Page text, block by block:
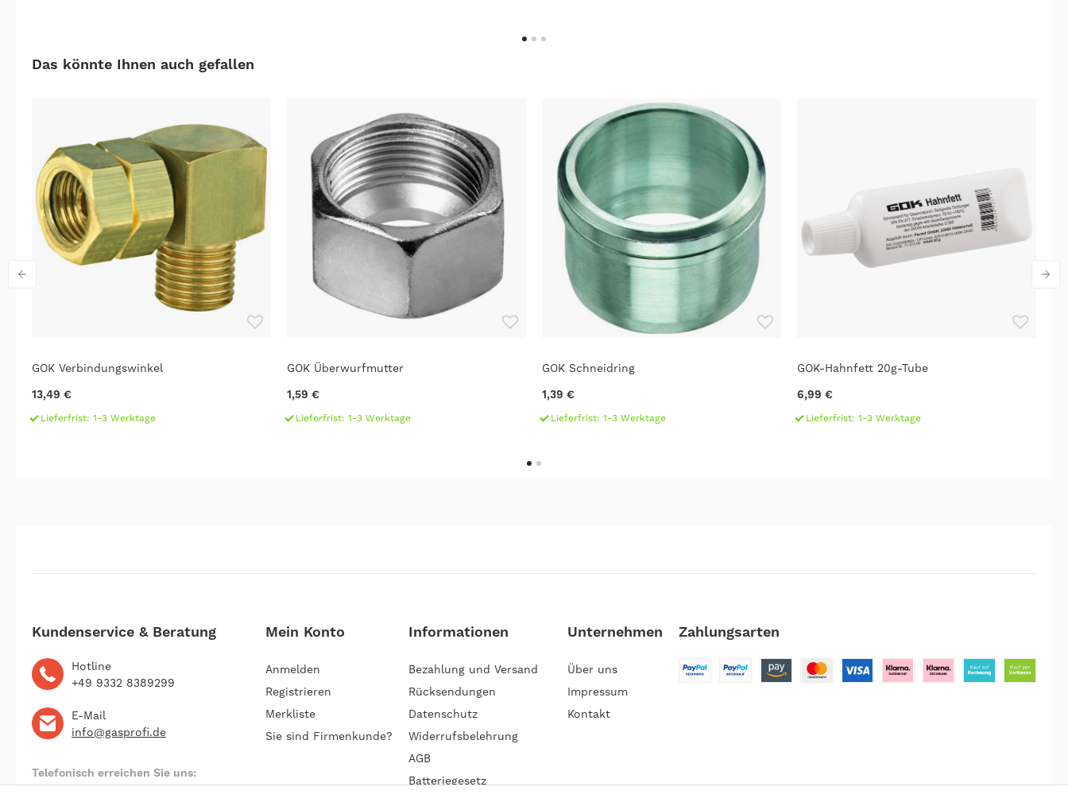
Das könnte Ihnen auch gefallen
GOK Verbindungswinkel
13,49 €
Lieferfrist: 1-3 Werktage
GOK Überwurfmutter
1,59 €
Lieferfrist: 1-3 Werktage
GOK Schneidring
1,39 €
Lieferfrist: 1-3 Werktage
GOK-Hahnfett 20g-Tube
6,99 €
Lieferfrist: 1-3 Werktage
Kundenservice & Beratung
Hotline
+49 9332 8389299
E-Mail
info@gasprofi.de
Telefonisch erreichen Sie uns:
Montag bis Freitag 09:00 bis 22:00 Uhr
Mein Konto
Anmelden
Registrieren
Merkliste
Sie sind Firmenkunde?
Informationen
Bezahlung und Versand
Rücksendungen
Datenschutz
Widerrufsbelehrung
AGB
Batteriegesetz
Unternehmen
Über uns
Impressum
Kontakt
Zahlungsarten